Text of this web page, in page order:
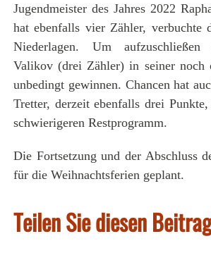
Jugendmeister des Jahres 2022
hat ebenfalls vier Zähler, verbuchte
Niederlagen. Um
Valikov (drei Zähler) in seiner noch
unbedingt gewinnen. Chancen hat
Tretter, derzeit ebenfalls drei
schwierigeren Restprogramm.
Die Fortsetzung und der Abschluss
für die Weihnachtsferien geplant.
Teilen Sie diesen